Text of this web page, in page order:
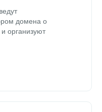
домена о
организуют